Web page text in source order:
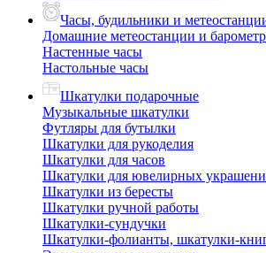
Часы, будильники и
Домашние метеостанции и
Настенные часы
Настольные часы
Шкатулки подарочные
Музыкальные шкатулки
Футляры для бутылки
Шкатулки для рукоделия
Шкатулки для часов
Шкатулки для ювелирных
Шкатулки из бересты
Шкатулки ручной работы
Шкатулки-сундучки
Шкатулки-фолианты, шкатулки-